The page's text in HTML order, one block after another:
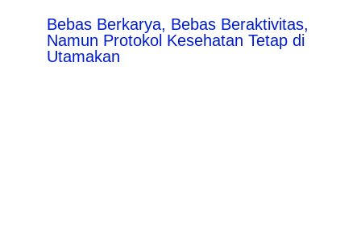
Bebas Berkarya, Bebas Beraktivitas,
Namun Protokol Kesehatan Tetap di
Utamakan